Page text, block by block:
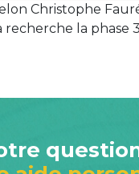
Christophe
recherche la